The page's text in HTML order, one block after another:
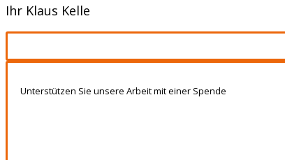
Ihr Klaus Kelle
Unterstützen Sie unsere Arbeit mit einer Spende